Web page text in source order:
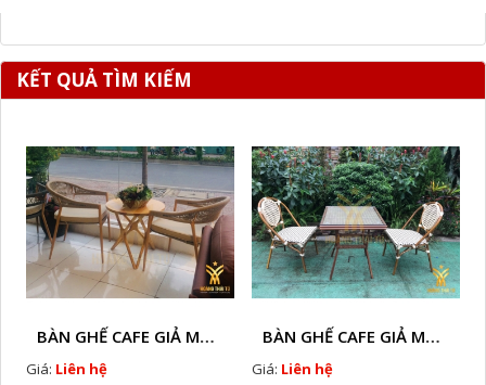
KẾT QUẢ TÌM KIẾM
BÀN GHẾ CAFE GIẢ MÂY HTT - L128A
Giá: Liên hệ
BÀN GHẾ CAFE GIẢ MÂY HTT - LS132
Giá: Liên hệ